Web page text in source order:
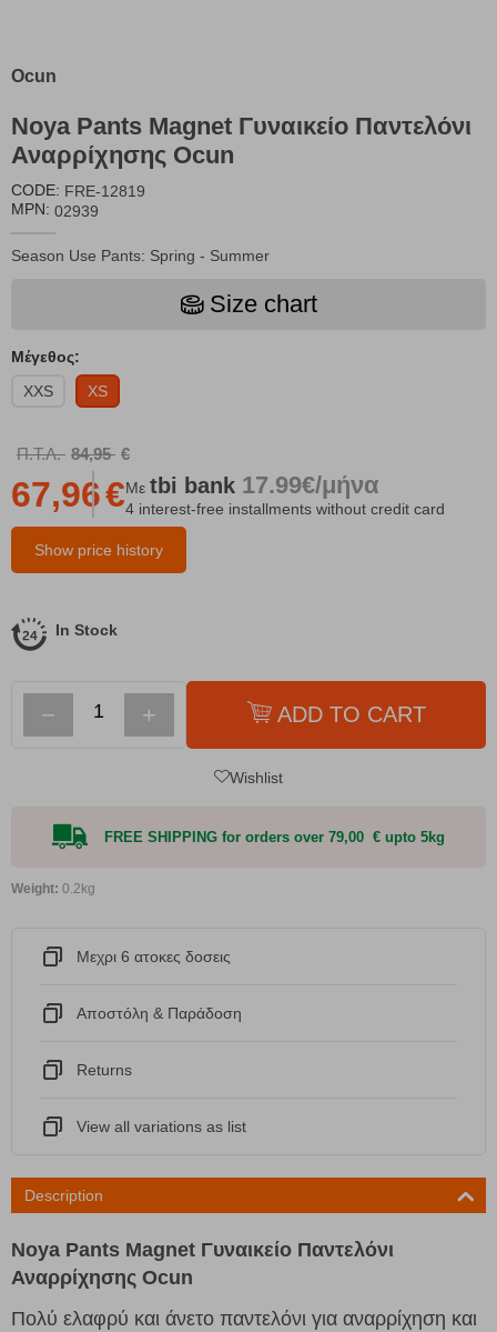
Ocun
Noya Pants Magnet Γυναικείο Παντελόνι
Αναρρίχησης Ocun
CODE: FRE-12819
MPN: 02939
Season Use Pants: Spring - Summer
Size chart
Μέγεθος:
XXS
XS
Π.Τ.Λ. 84,95 €
Show price history
67,96€Με tbi bank 17.99€/μήνα
4 interest-free installments without credit card
In Stock
− + ADD TO CART
Wishlist
FREE SHIPPING for orders over 79,00 € upto 5kg
Weight: 0.2kg
Μεχρι 6 ατοκες δοσεις
Αποστόλη & Παράδοση
Returns
View all variations as list
Description
Noya Pants Magnet Γυναικείο Παντελόνι
Αναρρίχησης Ocun
Πολύ ελαφρύ και άνετο παντελόνι για αναρρίχηση και